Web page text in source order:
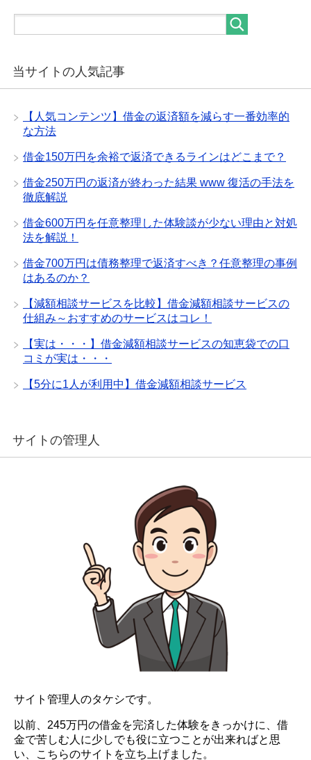
当サイトの人気記事
【人気コンテンツ】借金の返済額を減らす一番効率的
な方法
借金150万円を余裕で返済できるラインはどこまで？
借金250万円の返済が終わった結果 www 復活の手法を
徹底解説
借金600万円を任意整理した体験談が少ない理由と対処
法を解説！
借金700万円は債務整理で返済すべき？任意整理の事例
はあるのか？
【減額相談サービスを比較】借金減額相談サービスの
仕組み～おすすめのサービスはコレ！
【実は・・・】借金減額相談サービスの知恵袋での口
コミが実は・・・
【5分に1人が利用中】借金減額相談サービス
サイトの管理人
サイト管理人のタケシです。
以前、245万円の借金を完済した体験をきっかけに、借
金で苦しむ人に少しでも役に立つことが出来ればと思
い、こちらのサイトを立ち上げました。